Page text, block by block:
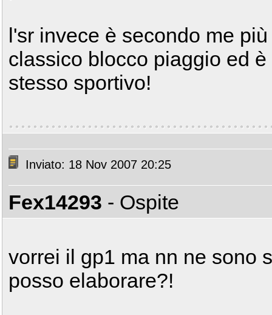
l'sr invece è secondo me
classico blocco piaggio ed
stesso sportivo!
Inviato: 18 Nov 2007 20:25
Fex14293 - Ospite
vorrei il gp1 ma nn ne sono
posso elaborare?!